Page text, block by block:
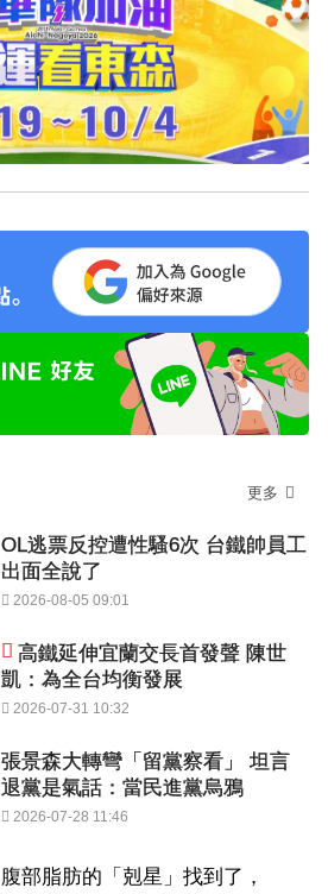
更多
OL逃票反控遭性騷6次 台鐵帥員工
出面全說了
2026-08-05 09:01
高鐵延伸宜蘭交長首發聲 陳世
凱：為全台均衡發展
2026-07-31 10:32
張景森大轉彎「留黨察看」 坦言
退黨是氣話：當民進黨烏鴉
2026-07-28 11:46
腹部脂肪的「剋星」找到了，